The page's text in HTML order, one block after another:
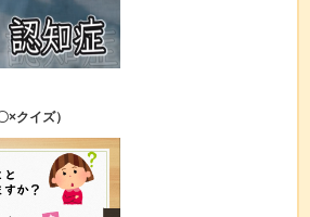
×クイズ）